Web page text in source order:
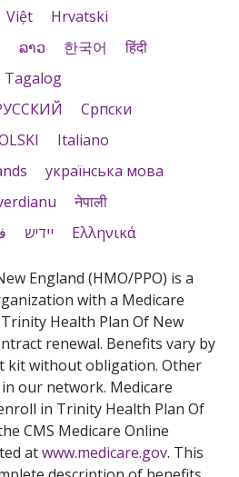
Việt
Hrvatski
ລາວ 한국어
हिंदी
Tagalog
Cрпски
Italiano
українська мова
नेपाली
יידיש Ελληνικά
England (HMO/PPO) is a
with a Medicare
Health Plan Of New
renewal. Benefits vary by
kit without obligation. Other
our network. Medicare
in Trinity Health Plan Of
CMS Medicare Online
atwww.medicare.gov. This